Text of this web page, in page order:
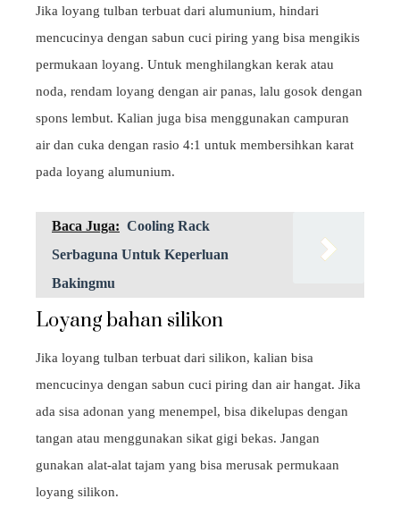
Jika loyang tulban terbuat dari alumunium, hindari
mencucinya dengan sabun cuci piring yang bisa mengikis
permukaan loyang. Untuk menghilangkan kerak atau
noda, rendam loyang dengan air panas, lalu gosok dengan
spons lembut. Kalian juga bisa menggunakan campuran
air dan cuka dengan rasio 4:1 untuk membersihkan karat
pada loyang alumunium.
Baca Juga: Cooling Rack
Serbaguna Untuk Keperluan
Bakingmu
Loyang bahan silikon
Jika loyang tulban terbuat dari silikon, kalian bisa
mencucinya dengan sabun cuci piring dan air hangat. Jika
ada sisa adonan yang menempel, bisa dikelupas dengan
tangan atau menggunakan sikat gigi bekas. Jangan
gunakan alat-alat tajam yang bisa merusak permukaan
loyang silikon.